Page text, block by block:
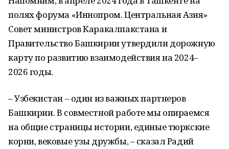
полях форума «Иннопром. Центральная Азия»
Совет министров Каракалпакстана и
Правительство Башкирии утвердили дорожную
карту по развитию взаимодействия на 2024–
2026 годы.
– Узбекистан – один из важных партнеров
Башкирии. В совместной работе мы опираемся
на общие страницы истории, единые тюркские
корни, вековые узы дружбы, – сказал Радий